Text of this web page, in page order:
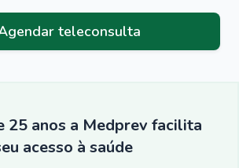
teleconsulta
25 anos a Medprev facilita
acesso à saúde